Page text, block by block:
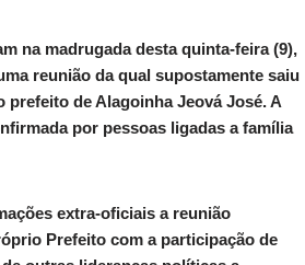
na madrugada desta quinta-feira (9),
reunião da qual supostamente saiu
prefeito de Alagoinha Jeová José. A
por pessoas ligadas a família
extra-oficiais a reunião
Prefeito com a participação de